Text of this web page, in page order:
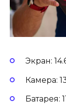
Экран:
Камера:
Батарея: